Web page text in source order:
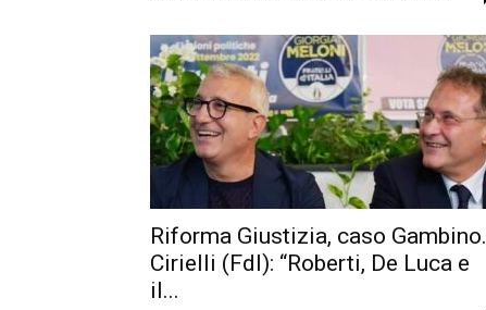
Riforma Giustizia, caso Gambino.
Cirielli (FdI): “Roberti, De Luca e
il...